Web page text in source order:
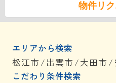
物件リ
エリアから検索
松江市 / 出雲市 /大田市 /
こだわり条件検索